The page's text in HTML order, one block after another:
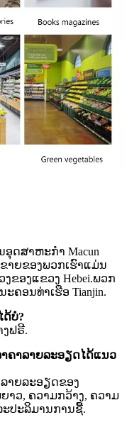
ອຸດສາຫະກໍາ Macun
ຂາຍຂອງພວກເຮົາແມ່ນ
ງຂອງແຂວງ Hebei.ພວກ​
ຄອນ​ທ່າ​ເຮືອ Tianjin​.
ດ້ບໍ?
ຟຣີ.
າຄາລາຍລະອຽດໄດ້ແນວ
າຍລະອຽດຂອງ
າວ, ຄວາມກວ້າງ, ຄວາມ
ະປະລິມານການຊື້.